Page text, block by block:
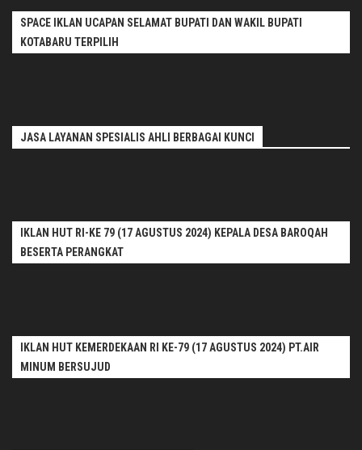
SPACE IKLAN UCAPAN SELAMAT BUPATI DAN WAKIL BUPATI
KOTABARU TERPILIH
JASA LAYANAN SPESIALIS AHLI BERBAGAI KUNCI
IKLAN HUT RI-KE 79 (17 AGUSTUS 2024) KEPALA DESA BAROQAH
BESERTA PERANGKAT
IKLAN HUT KEMERDEKAAN RI KE-79 (17 AGUSTUS 2024) PT.AIR
MINUM BERSUJUD